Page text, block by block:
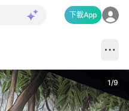
下載App
1/9